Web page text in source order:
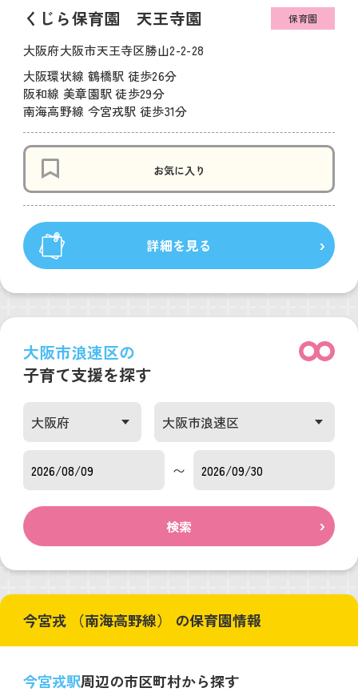
くじら保育園 天王寺園 保育園
大阪府大阪市天王寺区勝山2-2-28
大阪環状線 鶴橋駅 徒歩26分
阪和線 美章園駅 徒歩29分
南海高野線 今宮戎駅 徒歩31分
お気に入り
詳細を見る
大阪市浪速区の
子育て支援を探す
〜
検索
今宮戎 （南海高野線） の保育園情報
今宮戎駅周辺の市区町村から探す